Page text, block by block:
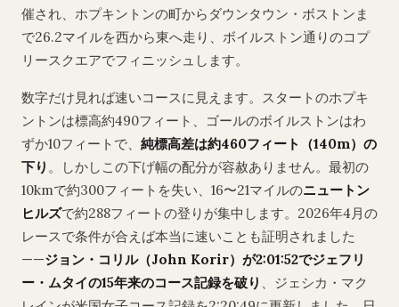
催され、ホプキントンの町からダウンタウン・ボストンま
で26.2マイルを西から東へ走り、ボイルストン通りのコプ
リースクエアでフィニッシュします。
数字だけ見れば速いコースに見えます。スタートのホプキ
ントンは標高約490フィート、ゴールのボイルストンはわ
ずか10フィートで、 純標高差は約460フィート（140m）の
下り 。しかしこの下げ幅の配分が容赦ありません。最初の
10kmで約300フィートを失い、16〜21マイルのニュートン
ヒルズで約288フィートの登りが集中します。2026年4月の
レースで条件が合えば本当に速いことも証明されました
——ジョン・コリル（John Korir）が2:01:52でジェフリ
ー・ムタイの15年来のコース記録を破り 、ジェシカ・マク